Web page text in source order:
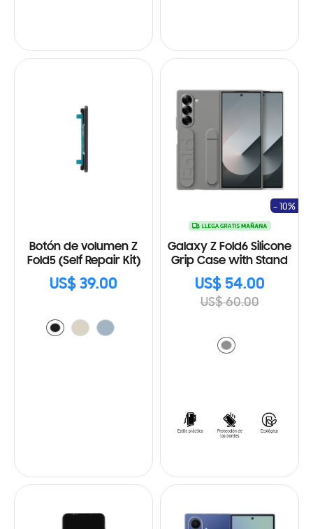
Botón de volumen Z
Fold5 (Self Repair Kit)
US$ 39.00
Galaxy Z Fold6 Silicone
Grip Case with Stand
US$ 54.00
US$ 60.00
- 10%